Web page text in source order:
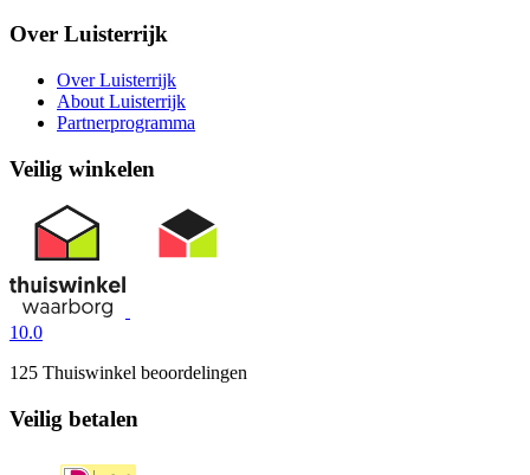
Over Luisterrijk
Over Luisterrijk
About Luisterrijk
Partnerprogramma
Veilig winkelen
10.0
125 Thuiswinkel beoordelingen
Veilig betalen